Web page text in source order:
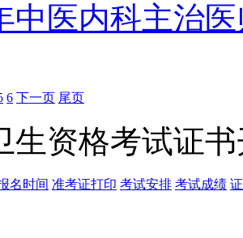
中医内科主治
6 下一页 尾页
生资格考试证
名时间 准考证打印 考试安排 考试成绩